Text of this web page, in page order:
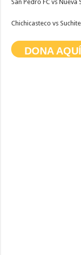
San Pedro FC vs Nueva
Chichicasteco vs
DONA